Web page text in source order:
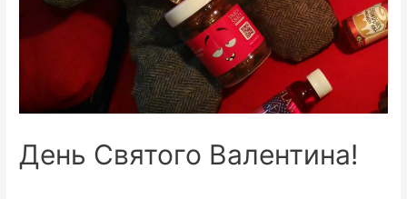
День Святого Валентина!